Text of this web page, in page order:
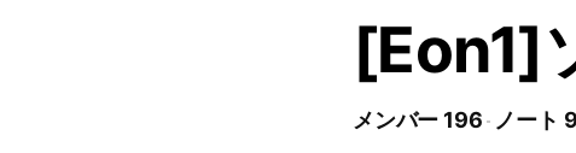
[Eon1]
メンバー 196
ノート